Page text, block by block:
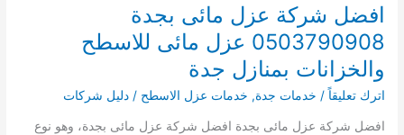
افضل شركة عزل مائى بجدة
0503790908 عزل مائى للاسطح
والخزانات بمنازل جدة
اترك تعليقاً / خدمات جدة, خدمات عزل الاسطح /دليل شركات
افضل شركة عزل مائى بجدة افضل شركة عزل مائى بجدة، وهو نوع